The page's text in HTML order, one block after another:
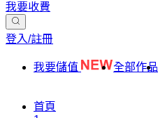
我要收費
登入/註冊
我要儲值 全部作品
首頁